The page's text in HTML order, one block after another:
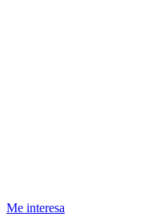
Me interesa